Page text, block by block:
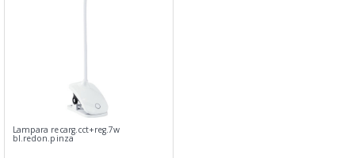
Lampara recarg.cct+reg.7w
bl.redon.pinza